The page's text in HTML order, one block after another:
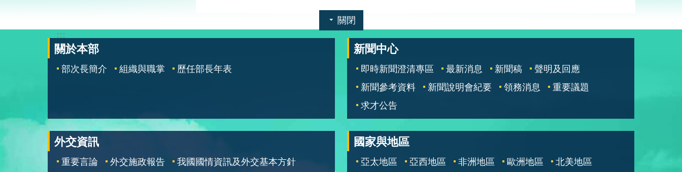
關閉
:::
關於本部
部次長簡介 組織與職掌 歷任部長年表
新聞中心
即時新聞澄清專區 最新消息 新聞稿
聲明及回應
新聞參考資料
新聞說明會紀要 領務消息
重要議題
求才公告
外交資訊
重要言論 外交施政報告
我國國情資訊及外交基本方針
國家與地區
亞太地區 亞西地區 非洲地區 歐洲地區
北美地區